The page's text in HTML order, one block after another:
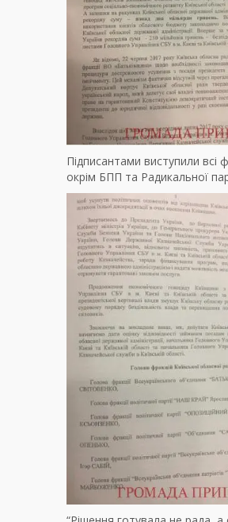
Підписантами виступили всі
окрім БПП та Радикальної